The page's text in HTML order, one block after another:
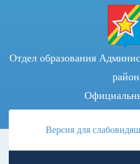
Отдел образования
Версия для